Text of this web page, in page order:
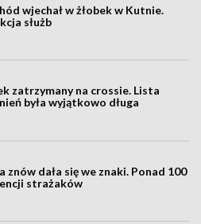
wjechał w żłobek w Kutnie.
służb
zatrzymany na crossie. Lista
była wyjątkowo długa
znów dała się we znaki. Ponad 100
strażaków